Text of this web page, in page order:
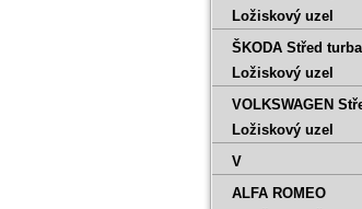
Ložiskový uzel
ŠKODA Střed turba
Ložiskový uzel
VOLKSWAGEN
Ložiskový uzel
V
ALFA ROMEO